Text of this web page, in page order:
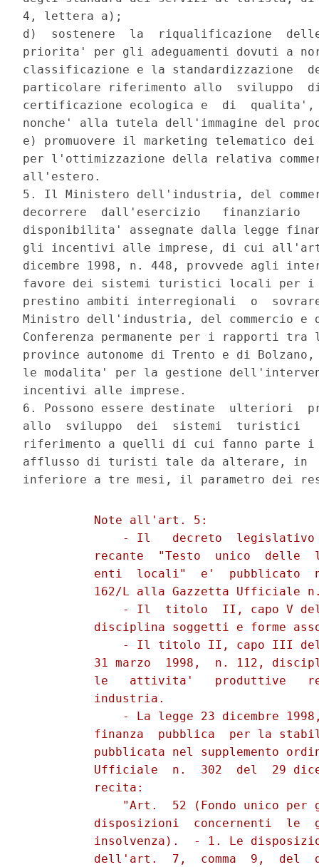
4, lettera a);
d)  sostenere  la  riqualificazione
priorita' per gli adeguamenti dovuti a
classificazione e la
particolare riferimento allo  sviluppo
certificazione ecologica e  di
nonche' alla tutela dell'immagine del
e) promuovere il marketing
per l'ottimizzazione della relativa
all'estero.
5. Il Ministero dell'industria, del
decorrere  dall'esercizio   finanziario
disponibilita' assegnate dalla legge
gli incentivi alle imprese, di cui
dicembre 1998, n. 448, provvede agli
favore dei sistemi turistici locali per i
prestino ambiti interregionali  o
Ministro dell'industria, del commercio
Conferenza permanente per i rapporti
province autonome di Trento e di
le modalita' per la gestione
incentivi alle imprese.
6. Possono essere destinate  ulteriori
allo  sviluppo  dei  sistemi  turistici
riferimento a quelli di cui fanno parte i
afflusso di turisti tale da alterare, in
          Note all'art. 5:
- Il   decreto
recante  "Testo  unico  delle
enti  locali"  e'  pubblicato
162/L alla Gazzetta Ufficiale
- Il  titolo  II, capo V
disciplina soggetti e forme
- Il titolo II, capo III
31 marzo  1998,  n. 112,
le   attivita'   produttive
          industria.
- La legge 23 dicembre
finanza  pubblica  per la
pubblicata nel supplemento
Ufficiale  n.  302  del  29
          recita:
"Art.  52 (Fondo unico per
disposizioni  concernenti  le
insolvenza).  - 1. Le
dell'art.  7,  comma  9,  del